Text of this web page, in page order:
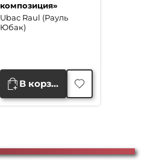
композиция»
Ubac Raul (Рауль
Юбак)
В корзину